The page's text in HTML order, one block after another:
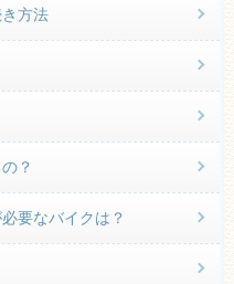
方法
？
要なバイクは？